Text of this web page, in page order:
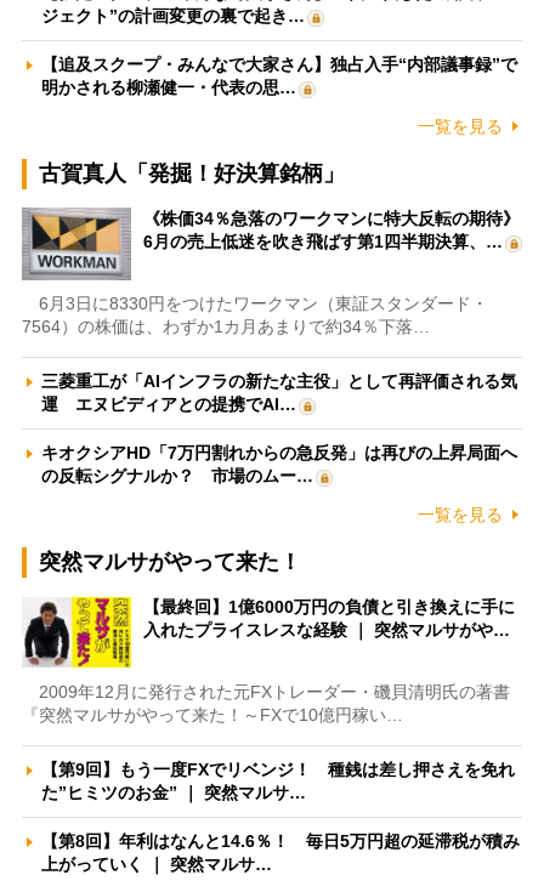
ジェクト”の計画変更の裏で起き…
【追及スクープ・みんなで大家さん】独占入手“内部議事録”で
明かされる柳瀬健一・代表の思…
一覧を見る
古賀真人「発掘！好決算銘柄」
《株価34％急落のワークマンに特大反転の期待》
6月の売上低迷を吹き飛ばす第1四半期決算、…
6月3日に8330円をつけたワークマン（東証スタンダード・
7564）の株価は、わずか1カ月あまりで約34％下落…
三菱重工が「AIインフラの新たな主役」として再評価される気
運 エヌビディアとの提携でAI…
キオクシアHD「7万円割れからの急反発」は再びの上昇局面へ
の反転シグナルか？ 市場のムー…
一覧を見る
突然マルサがやって来た！
【最終回】1億6000万円の負債と引き換えに手に
入れたプライスレスな経験 ｜ 突然マルサがや…
2009年12月に発行された元FXトレーダー・磯貝清明氏の著書
『突然マルサがやって来た！～FXで10億円稼い…
【第9回】もう一度FXでリベンジ！ 種銭は差し押さえを免れ
た”ヒミツのお金” ｜ 突然マルサ…
【第8回】年利はなんと14.6％！ 毎日5万円超の延滞税が積み
上がっていく ｜ 突然マルサ…